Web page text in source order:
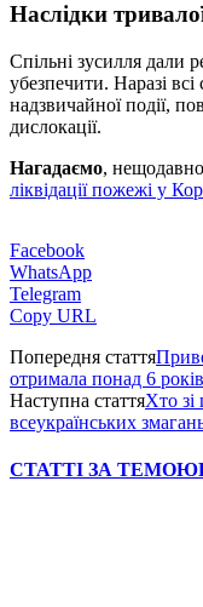
Наслідки
Спільні зусилля дали
убезпечити. Наразі всі
надзвичайної події,
дислокації.
Нагадаємо,
ліквідації пожежі у
Facebook
WhatsApp
Telegram
Copy URL
Попередня стаття
отримала понад 6
Наступна статтяХто
всеукраїнських
СТАТТІ ЗА ТЕМОЮ